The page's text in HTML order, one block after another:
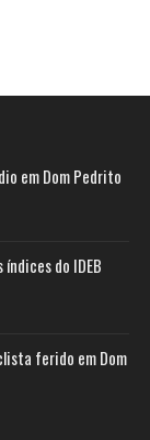
em Dom Pedrito
do IDEB
ferido em Dom